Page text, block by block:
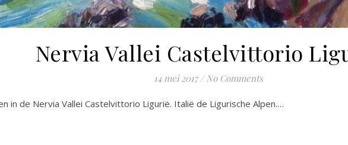
Nervia Vallei Castelvittorio
14 mei 2017 / No Comments
in de Nervia Vallei Castelvittorio Ligurië. Italië de Ligurische Alpen.…